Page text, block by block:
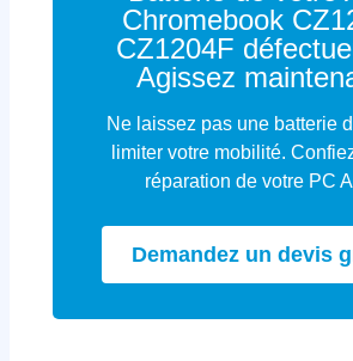
Chromebook
CZ1204F
Agissez
Ne laissez pas une batterie
limiter votre mobilité.
réparation de votre PC
Demandez un devis